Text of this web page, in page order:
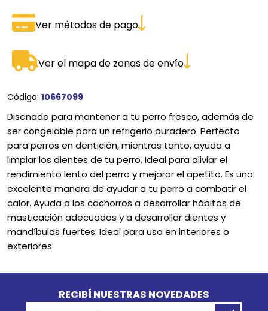
Ver métodos de pago
Ver el mapa de zonas de envío
Código: 10667099
Diseñado para mantener a tu perro fresco, además de
ser congelable para un refrigerio duradero. Perfecto
para perros en dentición, mientras tanto, ayuda a
limpiar los dientes de tu perro. Ideal para aliviar el
rendimiento lento del perro y mejorar el apetito. Es una
excelente manera de ayudar a tu perro a combatir el
calor. Ayuda a los cachorros a desarrollar hábitos de
masticación adecuados y a desarrollar dientes y
mandíbulas fuertes. Ideal para uso en interiores o
exteriores
RECIBÍ NUESTRAS NOVEDADES